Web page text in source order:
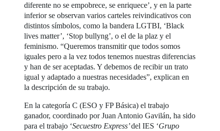
diferente no se empobrece, se enriquece’, y en la parte
inferior se observan varios carteles reivindicativos con
distintos símbolos, como la bandera LGTBI, ‘Black
lives matter’, ‘Stop bullyng’, o el de la plaz y el
feminismo. “Queremos transmitir que todos somos
iguales pero a la vez todos tenemos nuestras diferencias
y han de ser aceptadas. Y debemos de recibir un trato
igual y adaptado a nuestras necesidades”, explican en
la descripción de su trabajo.
En la categoría C (ESO y FP Básica) el trabajo
ganador, coordinado por Juan Antonio Gavilán, ha sido
para el trabajo ‘Secuestro Express’del IES ‘Grupo